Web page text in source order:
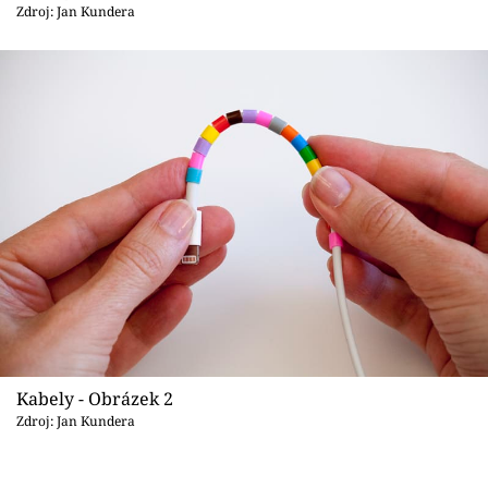
Zdroj: Jan Kundera
Kabely - Obrázek 2
Zdroj: Jan Kundera